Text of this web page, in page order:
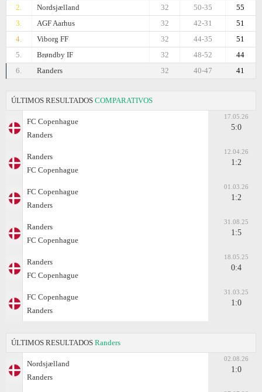
2.
Nordsjælland 55
50-35
32
3.
AGF Aarhus 51
42-31
32
4.
Viborg FF 51
44-35
32
5.
Brøndby IF 44
48-52
32
6.
Randers 41
40-47
32
ÚLTIMOS RESULTADOS COMPARATIVOS
FC Copenhague
Randers
17.05.26
5:0
Randers
FC Copenhague
12.04.26
1:2
FC Copenhague
Randers
01.03.26
1:2
Randers
FC Copenhague
31.08.25
1:5
Randers
FC Copenhague
18.05.25
0:4
FC Copenhague
Randers
31.03.25
1:0
ÚLTIMOS RESULTADOS Randers
Nordsjælland
Randers
02.08.26
1:0